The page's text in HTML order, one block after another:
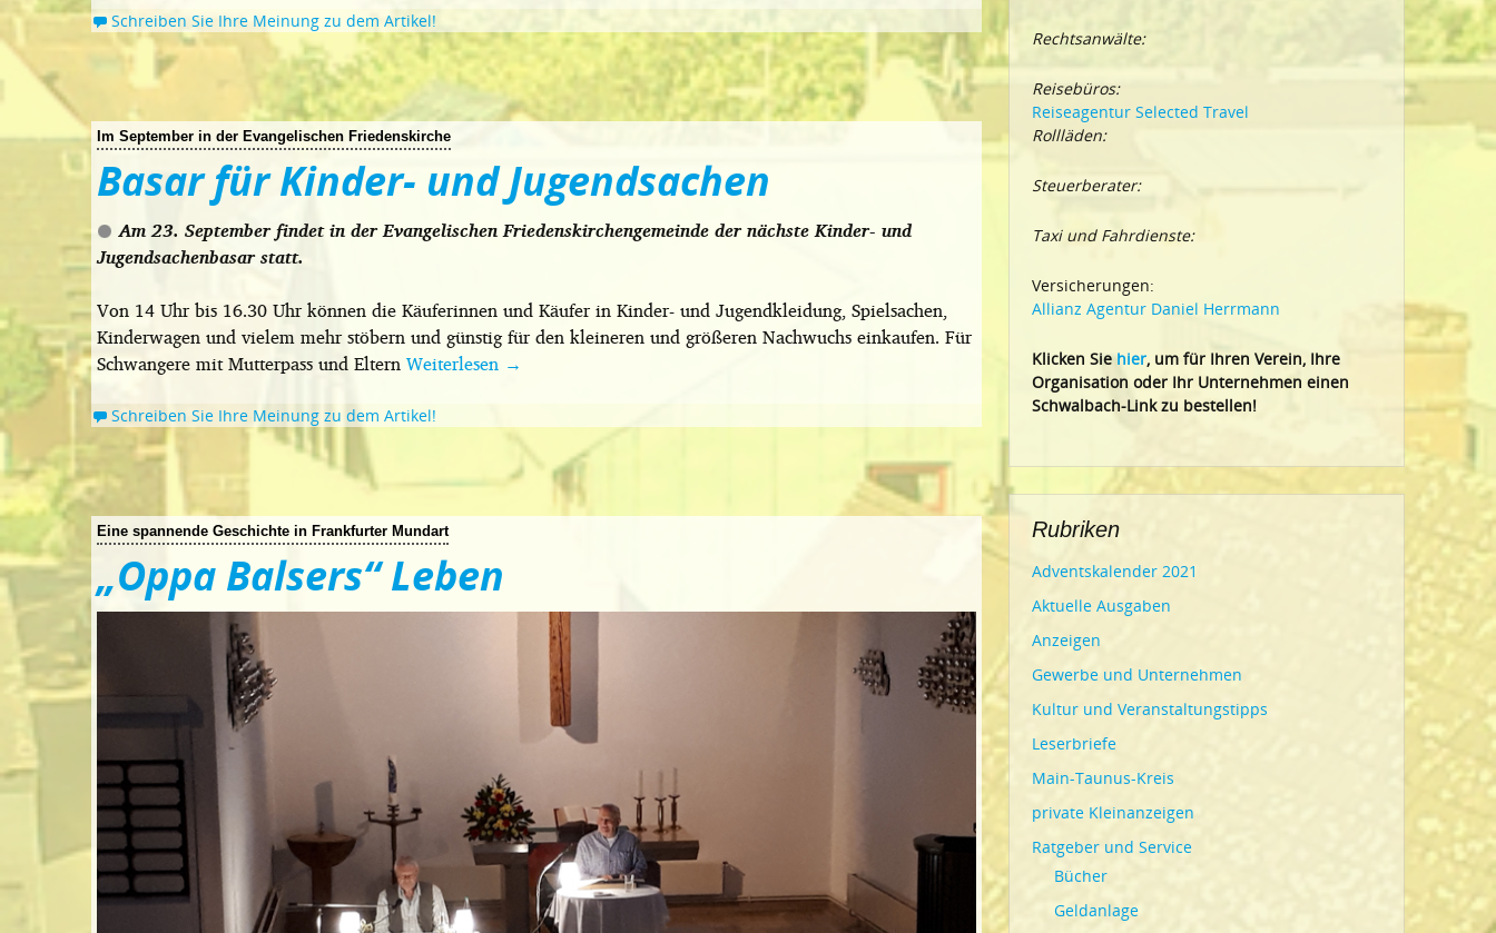
Schreiben Sie Ihre Meinung zu dem Artikel!
Im September in der Evangelischen Friedenskirche
Basar für Kinder- und Jugendsachen
Am 23. September findet in der Evangelischen Friedenskirchengemeinde der nächste Kinder- und
Jugendsachenbasar statt.
Von 14 Uhr bis 16.30 Uhr können die Käuferinnen und Käufer in Kinder- und Jugendkleidung, Spielsachen,
Kinderwagen und vielem mehr stöbern und günstig für den kleineren und größeren Nachwuchs einkaufen. Für
Schwangere mit Mutterpass und ElternWeiterlesen →
Schreiben Sie Ihre Meinung zu dem Artikel!
Eine spannende Geschichte in Frankfurter Mundart
„Oppa Balsers“ Leben
Rechtsanwälte:
Reisebüros:
Reiseagentur Selected Travel
Rollläden:
Steuerberater:
Taxi und Fahrdienste:
Versicherungen:
Allianz Agentur Daniel Herrmann
Klicken Siehier, um für Ihren Verein, Ihre
Organisation oder Ihr Unternehmen einen
Schwalbach-Link zu bestellen!
Rubriken
Adventskalender 2021
Aktuelle Ausgaben
Anzeigen
Gewerbe und Unternehmen
Kultur und Veranstaltungstipps
Leserbriefe
Main-Taunus-Kreis
private Kleinanzeigen
Ratgeber und Service
Bücher
Geldanlage